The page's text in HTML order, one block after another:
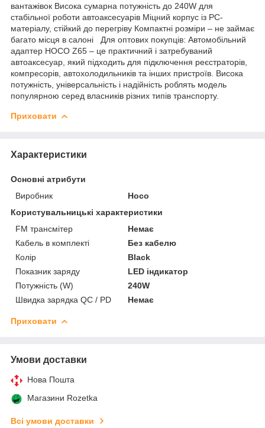
вантажівок Висока сумарна потужність до 240W для
стабільної роботи автоаксесуарів Міцний корпус із PC-
матеріалу, стійкий до перегріву Компактні розміри – не займає
багато місця в салоні Для оптових покупців: Автомобільний
адаптер HOCO Z65 – це практичний і затребуваний
автоаксесуар, який підходить для підключення реєстраторів,
компресорів, автохолодильників та інших пристроїв. Висока
потужність, універсальність і надійність роблять модель
популярною серед власників різних типів транспорту.
Приховати
Характеристики
Основні атрибути
Виробник
Hoco
Користувальницькі характеристики
FM трансмітер
Немає
Кабель в комплекті
Без кабелю
Колір
Black
Показник заряду
LED індикатор
Потужність (W)
240W
Швидка зарядка QC / PD
Немає
Приховати
Умови доставки
Нова Пошта
Магазини Rozetka
Всі умови доставки